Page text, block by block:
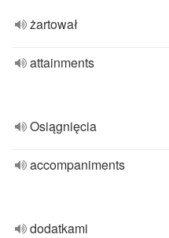
żartował
attainments
Osiągnięcia
accompaniments
dodatkami